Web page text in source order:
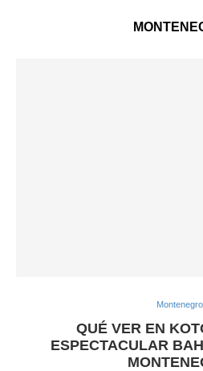
Montenegro
QUÉ VER EN
ESPECTACULAR